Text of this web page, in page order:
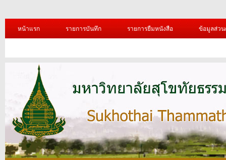
หน้าแรก รายการบันทึก รายการยืมหนังสือ ข้อมูลส่ว